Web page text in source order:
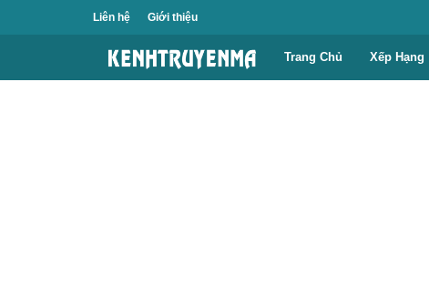
Liên hệ Giới thiệu
Trang Chủ Xếp Hạng